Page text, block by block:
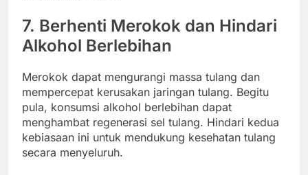
7. Berhenti Merokok dan Hindari
Alkohol Berlebihan
Merokok dapat mengurangi massa tulang dan
mempercepat kerusakan jaringan tulang. Begitu
pula, konsumsi alkohol berlebihan dapat
menghambat regenerasi sel tulang. Hindari kedua
kebiasaan ini untuk mendukung kesehatan tulang
secara menyeluruh.